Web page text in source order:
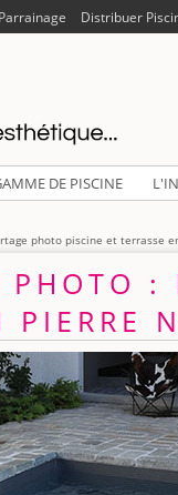
Parrainage Distribuer
DE PISCINE
photo piscine et terrasse
PHOTO :
PIERRE